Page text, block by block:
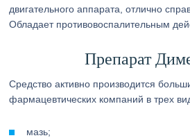
двигательного аппарата, отлично
Обладает противовоспалительным
Препарат
Средство активно производится
фармацевтических компаний в трех
мазь;